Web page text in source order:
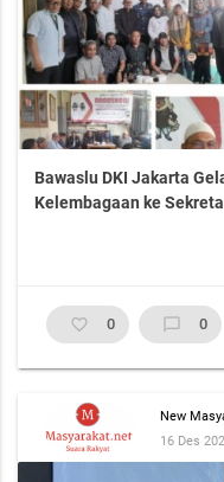
Bawaslu DKI Jakarta
Kelembagaan ke
favorite_border 0 chat_bubble_outline 0
New
16 Des